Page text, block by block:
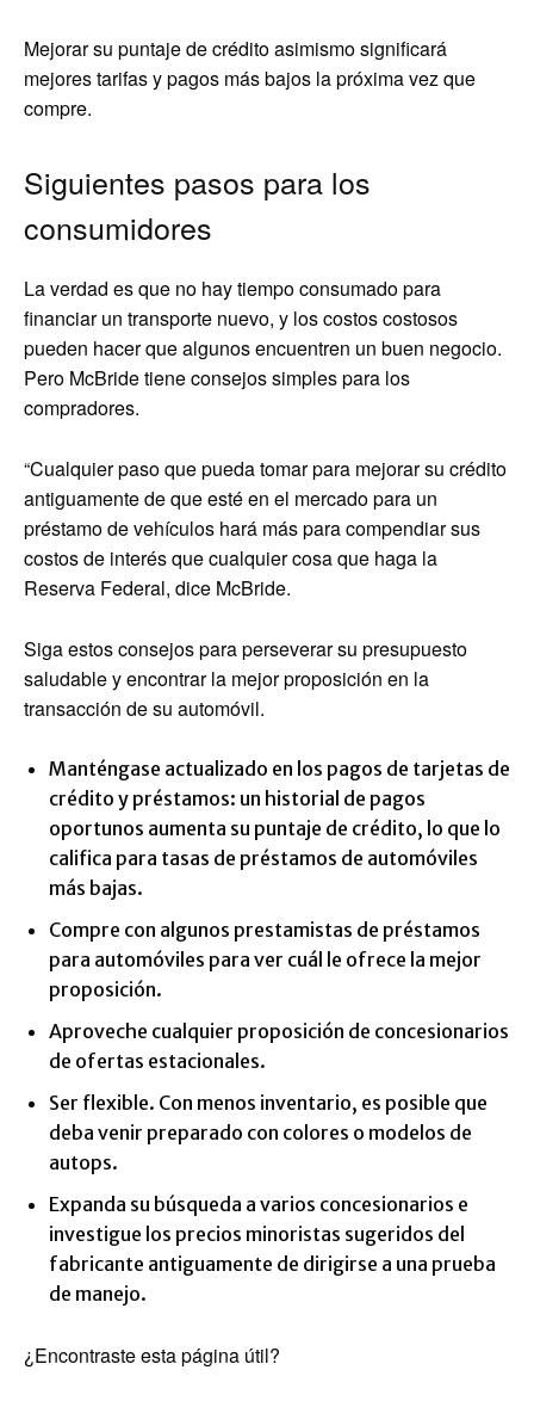
Mejorar su puntaje de crédito asimismo significará
mejores tarifas y pagos más bajos la próxima vez que
compre.
Siguientes pasos para los
consumidores
La verdad es que no hay tiempo consumado para
financiar un transporte nuevo, y los costos costosos
pueden hacer que algunos encuentren un buen negocio.
Pero McBride tiene consejos simples para los
compradores.
“Cualquier paso que pueda tomar para mejorar su crédito
antiguamente de que esté en el mercado para un
préstamo de vehículos hará más para compendiar sus
costos de interés que cualquier cosa que haga la
Reserva Federal, dice McBride.
Siga estos consejos para perseverar su presupuesto
saludable y encontrar la mejor proposición en la
transacción de su automóvil.
Manténgase actualizado en los pagos de tarjetas de
crédito y préstamos: un historial de pagos
oportunos aumenta su puntaje de crédito, lo que lo
califica para tasas de préstamos de automóviles
más bajas.
Compre con algunos prestamistas de préstamos
para automóviles para ver cuál le ofrece la mejor
proposición.
Aproveche cualquier proposición de concesionarios
de ofertas estacionales.
Ser flexible. Con menos inventario, es posible que
deba venir preparado con colores o modelos de
autops.
Expanda su búsqueda a varios concesionarios e
investigue los precios minoristas sugeridos del
fabricante antiguamente de dirigirse a una prueba
de manejo.
¿Encontraste esta página útil?